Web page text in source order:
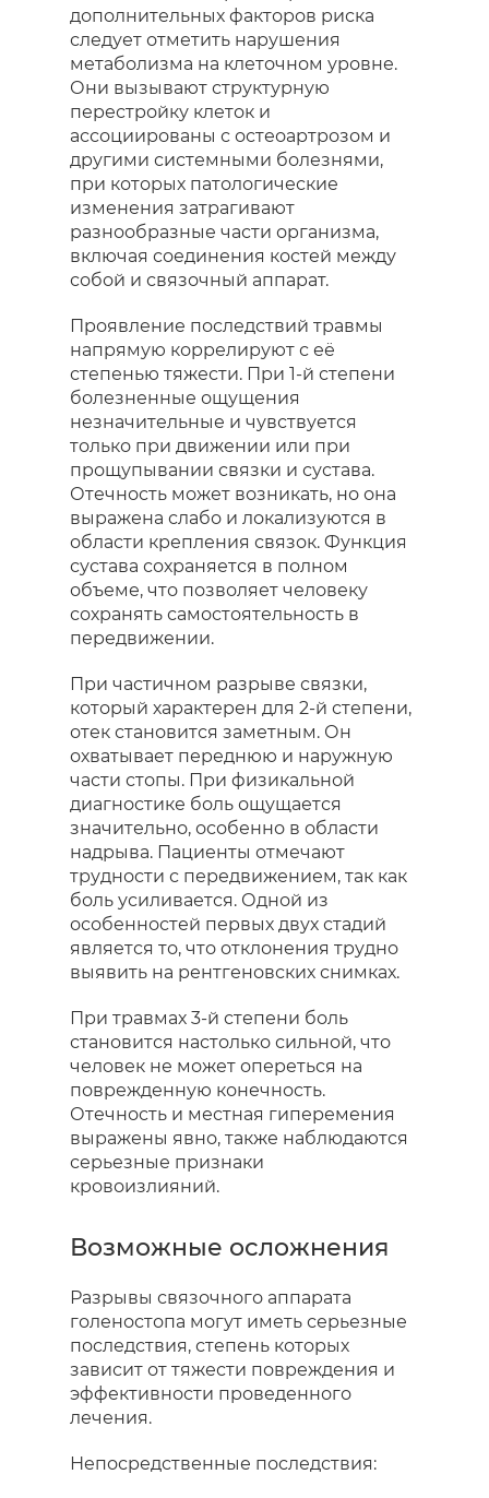
дополнительных факторов риска
следует отметить нарушения
метаболизма на клеточном уровне.
Они вызывают структурную
перестройку клеток и
ассоциированы с остеоартрозом и
другими системными болезнями,
при которых патологические
изменения затрагивают
разнообразные части организма,
включая соединения костей между
собой и связочный аппарат.
Проявление последствий травмы
напрямую коррелируют с её
степенью тяжести. При 1-й степени
болезненные ощущения
незначительные и чувствуется
только при движении или при
прощупывании связки и сустава.
Отечность может возникать, но она
выражена слабо и локализуются в
области крепления связок. Функция
сустава сохраняется в полном
объеме, что позволяет человеку
сохранять самостоятельность в
передвижении.
При частичном разрыве связки,
который характерен для 2-й степени,
отек становится заметным. Он
охватывает переднюю и наружную
части стопы. При физикальной
диагностике боль ощущается
значительно, особенно в области
надрыва. Пациенты отмечают
трудности с передвижением, так как
боль усиливается. Одной из
особенностей первых двух стадий
является то, что отклонения трудно
выявить на рентгеновских снимках.
При травмах 3-й степени боль
становится настолько сильной, что
человек не может опереться на
поврежденную конечность.
Отечность и местная гиперемения
выражены явно, также наблюдаются
серьезные признаки
кровоизлияний.
Возможные осложнения
Разрывы связочного аппарата
голеностопа могут иметь серьезные
последствия, степень которых
зависит от тяжести повреждения и
эффективности проведенного
лечения.
Непосредственные последствия: